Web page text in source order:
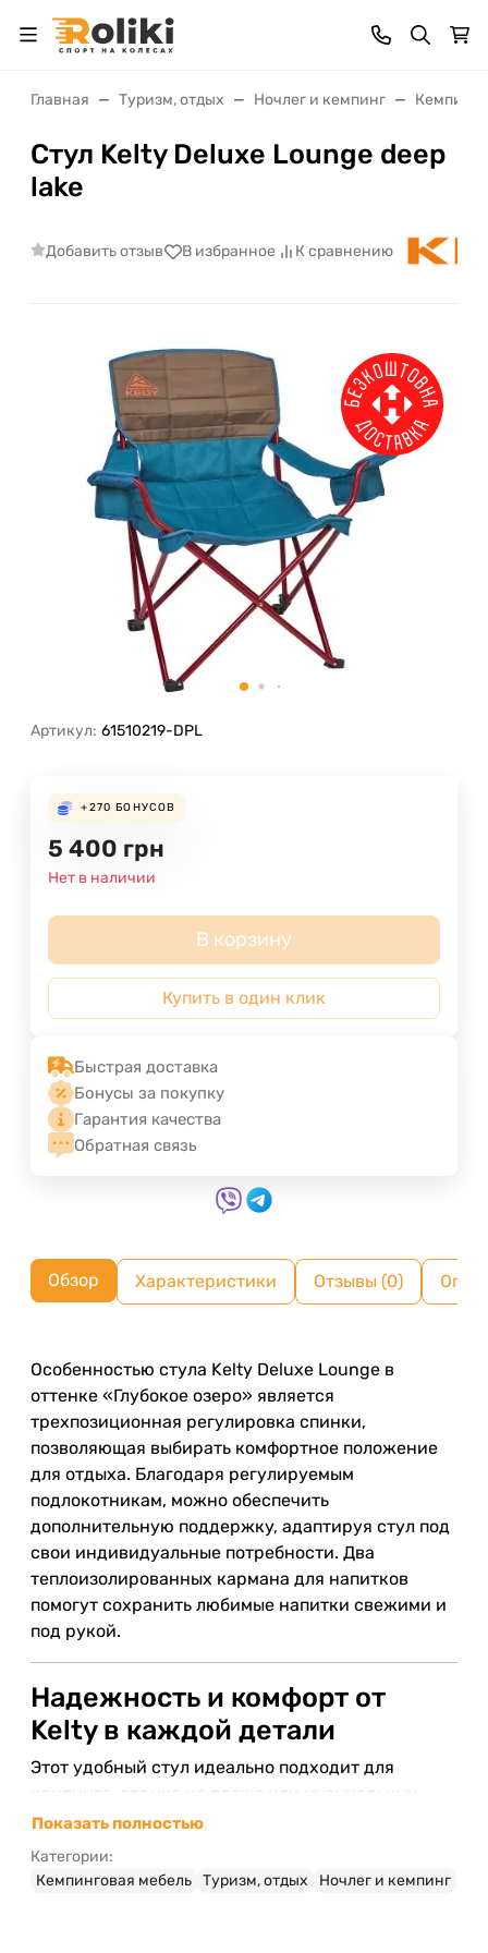
Главная Туризм, отдых Ночлег и кемпинг
Стул Kelty Deluxe Lounge deep
lake
Добавить отзыв В избранное К сравнению
Артикул: 61510219-DPL
+270 БОНУСОВ
5 400 грн
Нет в наличии
В корзину
Купить в один клик
Быстрая доставка
Бонусы за покупку
Гарантия качества
Обратная связь
Обзор Характеристики Отзывы (0)
Особенностью стула Kelty Deluxe Lounge в
оттенке «Глубокое озеро» является
трехпозиционная регулировка спинки,
позволяющая выбирать комфортное положение
для отдыха. Благодаря регулируемым
подлокотникам, можно обеспечить
дополнительную поддержку, адаптируя стул под
свои индивидуальные потребности. Два
теплоизолированных кармана для напитков
помогут сохранить любимые напитки свежими и
под рукой.
Надежность и комфорт от
Kelty в каждой детали
Этот удобный стул идеально подходит для
фестивалей. Он складывается и легко
ручкой для вертикальной переноски и мягким
Показать полностью
Категории:
Кемпинговая мебель Туризм, отдых Ночлег и кемпинг